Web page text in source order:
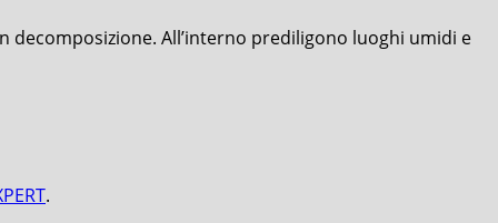
All’interno prediligono luoghi umidi e
.